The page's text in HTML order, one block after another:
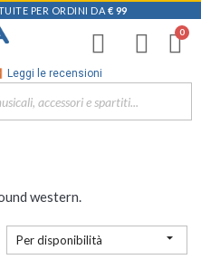
PER ORDINI DA € 99
Leggi le recensioni
western.
Per disponibilità 